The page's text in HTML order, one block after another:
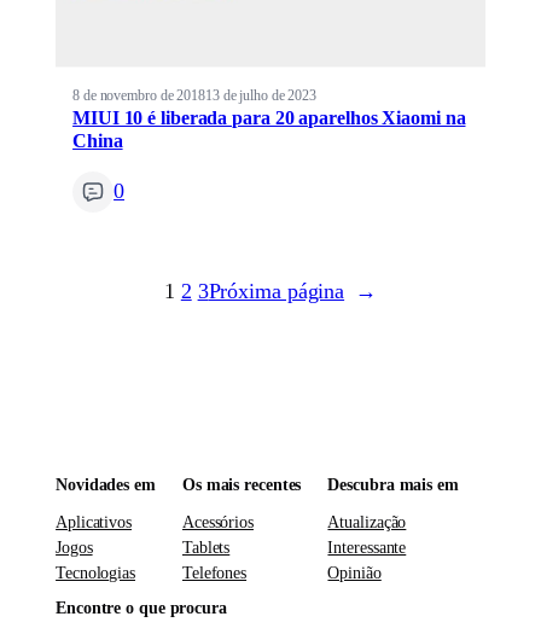
8 de novembro de 201813 de julho de 2023
MIUI 10 é liberada para 20 aparelhos Xiaomi na
China
0
1 2 3Próxima página →
Novidades em
Aplicativos
Jogos
Tecnologias
Os mais recentes
Acessórios
Tablets
Telefones
Descubra mais em
Atualização
Interessante
Opinião
Encontre o que procura